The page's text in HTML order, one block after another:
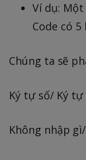
Ví dụ:
Code có
Chúng ta sẽ
Ký tự số/ Ký
Không nhập